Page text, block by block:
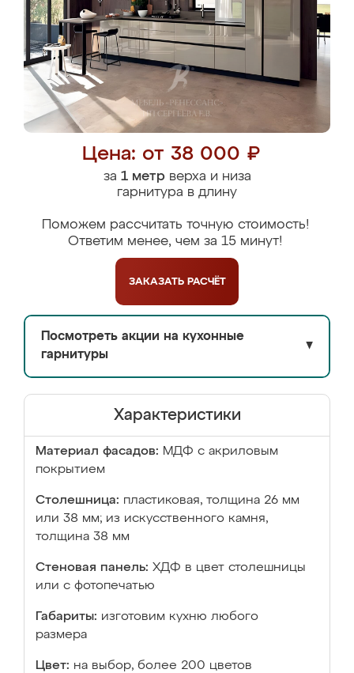
Цена: от 38 000 ₽
за 1 метрверха и низа
гарнитура в длину
Поможем рассчитать точную стоимость!
Ответим менее, чем за 15 минут!
ЗАКАЗАТЬ РАСЧЁТ
Посмотреть акции на кухонные
гарнитуры
▼
Характеристики
Материал фасадов: МДФ с акриловым
покрытием
Столешница: пластиковая, толщина 26 мм
или 38 мм; из искусственного камня,
толщина 38 мм
Стеновая панель: ХДФ в цвет столешницы
или с фотопечатью
Габариты: изготовим кухню любого
размера
Цвет: на выбор, более 200 цветов